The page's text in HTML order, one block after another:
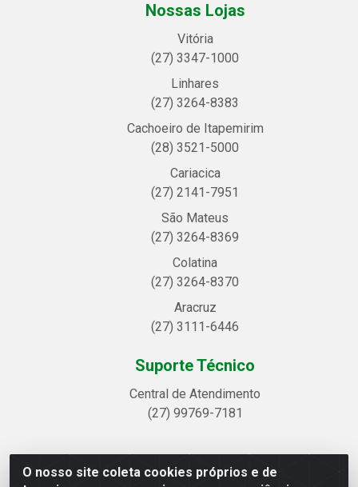
O nosso site coleta cookies próprios e de
Nossas Lojas
Vitória
(27) 3347-1000
Linhares
(27) 3264-8383
Cachoeiro de Itapemirim
(28) 3521-5000
Cariacica
(27) 2141-7951
São Mateus
(27) 3264-8369
Colatina
(27) 3264-8370
Aracruz
(27) 3111-6446
Suporte Técnico
Central de Atendimento
(27) 99769-7181
Linhavix Distribuidora LTDA - Avenida Alegre, 2521 -